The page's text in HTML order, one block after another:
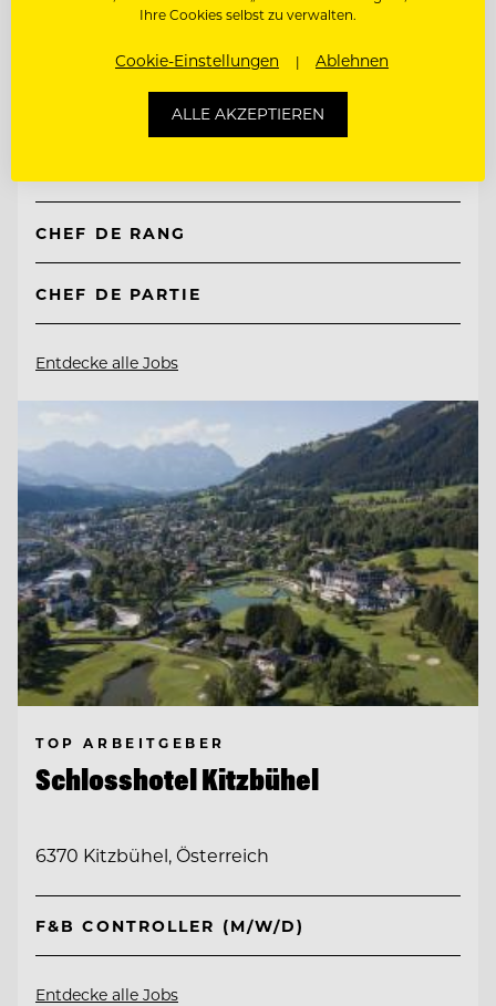
Natur- & Biohotel Bergzeit
CHEF DE RANG
CHEF DE PARTIE
Entdecke alle Jobs
TOP ARBEITGEBER
Schlosshotel Kitzbühel
6370 Kitzbühel, Österreich
F&B CONTROLLER (M/W/D)
Entdecke alle Jobs
Ihre Cookies selbst zu verwalten.
Cookie-Einstellungen Ablehnen
ALLE AKZEPTIEREN